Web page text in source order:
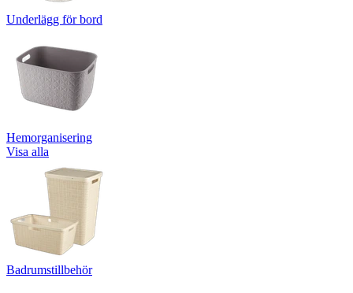
Underlägg för bord
Hemorganisering
Visa alla
Badrumstillbehör